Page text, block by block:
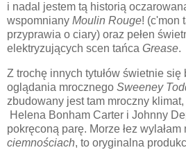
i nadal jestem tą historią
wspomniany Moulin Rouge! (c'mon
przyprawia o ciary) oraz pełen
elektryzujących scen tańca Grease.
Z trochę innych tytułów świetnie się
oglądania mrocznego Sweeney
zbudowany jest tam mroczny
Helena Bonham Carter i Johnny
pokręconą parę. Morze łez wylałam
ciemnościach, to oryginalna